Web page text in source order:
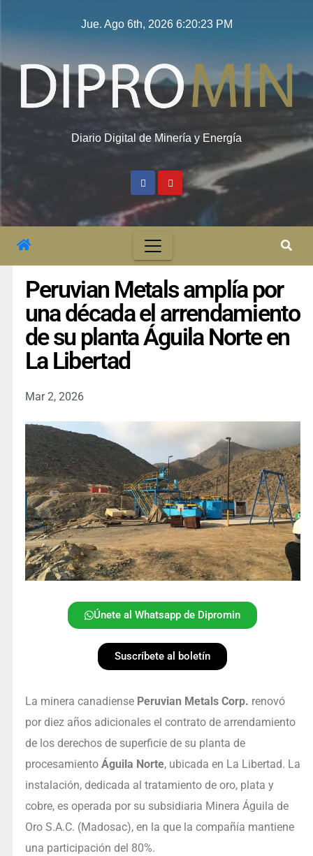
Jue. Ago 6th, 2026 6:20:24 PM
Diario Digital de Minería y Energía
Peruvian Metals amplía por
una década el arrendamiento
de su planta Águila Norte en
La Libertad
Mar 2, 2026
Únete al Whatsapp de Dipromin
Suscríbete al boletín
La minera canadiense Peruvian Metals Corp. renovó
por diez años adicionales el contrato de arrendamiento
de los derechos de superficie de su planta de
procesamiento Águila Norte, ubicada en La Libertad. La
instalación, dedicada al tratamiento de oro, plata y
cobre, es operada por su subsidiaria Minera Águila de
Oro S.A.C. (Madosac), en la que la compañía mantiene
una participación del 80%.